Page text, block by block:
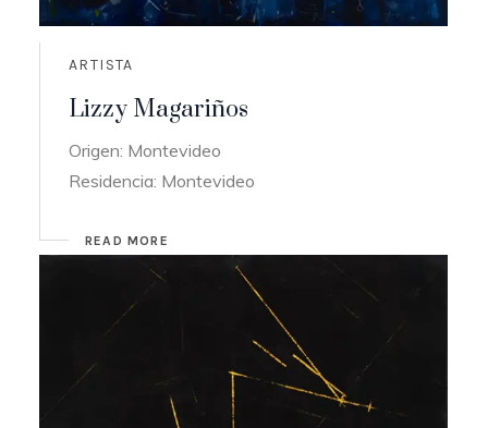
ARTISTA
Lizzy Magariños
Origen: Montevideo
Residencia: Montevideo
READ MORE